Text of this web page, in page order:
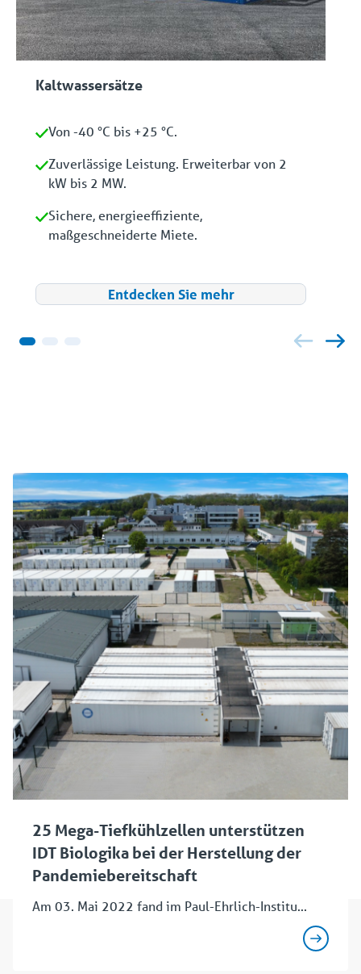
Kaltwassersätze
Von -40 °C bis +25 °C.
Zuverlässige Leistung. Erweiterbar von 2
kW bis 2 MW.
Sichere, energieeffiziente,
maßgeschneiderte Miete.
Entdecken Sie mehr
25 Mega-Tiefkühlzellen unterstützen
IDT Biologika bei der Herstellung der
Pandemiebereitschaft
Am 03. Mai 2022 fand im Paul-Ehrlich-Institu...